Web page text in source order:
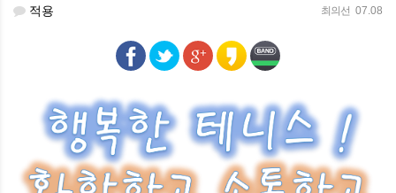
최의선 07.08
적용